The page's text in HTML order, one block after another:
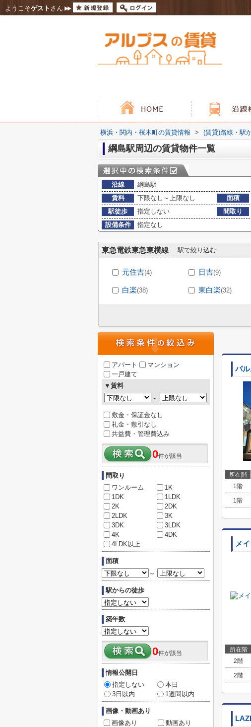
ようこそゲスト さん
横浜・関内・桜木町の賃貸情報 > (賃貸)路線・駅
綱島駅周辺の賃貸物件一覧
沿線
綱島駅
賃料
下限なし～上限なし 面積
駅徒歩
指定しない 間取り
設備条件
指定なし
東急電鉄東急東横線 駅で絞り込む
元住吉(4) 日吉(9)
白楽(38) 東白楽(32)
パ
所在階
1階
1階
メ
所在階
2階
2階
アパート
マンション
一戸建て
▼賃料
～
敷金・保証金なし
礼金・敷引なし
共益費・管理費込み
0件が該当
間取り
ワンルーム
1K
1DK
1LDK
2K
2DK
2LDK
3K
3DK
3LDK
4K
4DK
4LDK以上
面積
～
駅からの徒歩
築年数
0件が該当
情報公開日
指定しない
本日
3日以内
1週間以内
画像・動画あり
画像あり
動画あり